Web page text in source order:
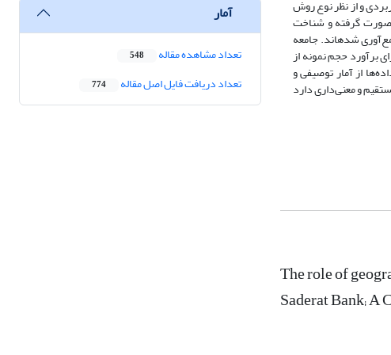
و از نظر نوع روش
صورت گرفته و شناخت
شده­اند. جامعه
برآورد حجم نمونه از
بود که پایایی آن 88/0 بود. برای تجزیه و تحلیل داده‌ها از آمار توصیفی و
و معنی‌داری دارد
The role of
Saderat Bank; A
آمار
تعداد مشاهده مقاله 548
تعداد دریافت فایل اصل مقاله 774